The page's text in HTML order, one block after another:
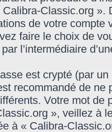
Classic.org
de votre compte
faire le choix de
l’intermédiaire
est crypté (par
recommandé de
Votre mot de
», veillez à
à « Calibra-